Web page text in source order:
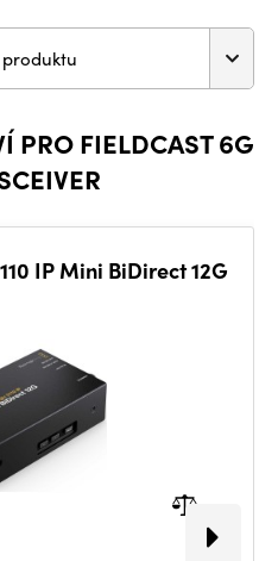
PRO FIELDCAST 6G
IP Mini BiDirect 12G